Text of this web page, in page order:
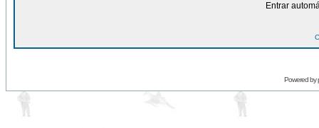
Entrar
Powered by